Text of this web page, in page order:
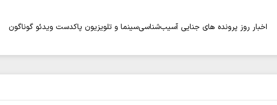
اخبار روز پرونده های جنایی آسیب‌شناسیسینما و تلویزیون پاکدست ویدئو گوناگون